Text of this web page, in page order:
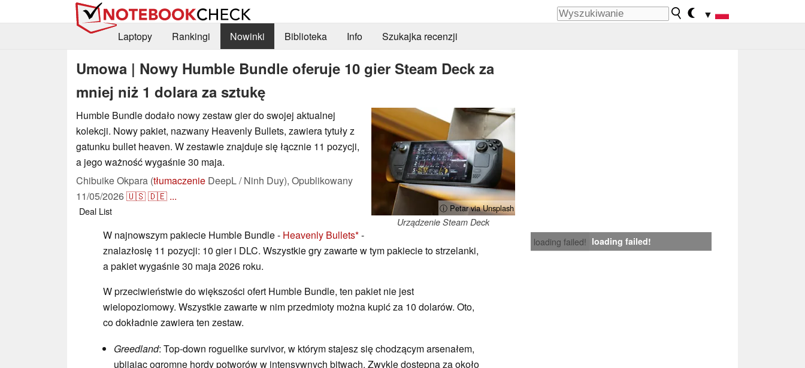
▼
Laptopy
Rankingi Nowinki Biblioteka Info Szukajka recenzji
Umowa | Nowy Humble Bundle oferuje 10 gier Steam Deck za
mniej niż 1 dolara za sztukę
ⓘ Petar via Unsplash
Urządzenie Steam Deck
Humble Bundle dodało nowy zestaw gier do swojej aktualnej
kolekcji. Nowy pakiet, nazwany Heavenly Bullets, zawiera tytuły z
gatunku bullet heaven. W zestawie znajduje się łącznie 11 pozycji,
a jego ważność wygaśnie 30 maja.
Chibuike Okpara (tłumaczenie DeepL / Ninh Duy), Opublikowany
11/05/2026🇺🇸🇩🇪 ...
Deal List
loading failed! loading failed!
W najnowszym pakiecie Humble Bundle - Heavenly Bullets -
znalazłosię 11 pozycji: 10 gier i DLC. Wszystkie gry zawarte w tym pakiecie to strzelanki,
a pakiet wygaśnie 30 maja 2026 roku.
W przeciwieństwie do większości ofert Humble Bundle, ten pakiet nie jest
wielopoziomowy. Wszystkie zawarte w nim przedmioty można kupić za 10 dolarów. Oto,
co dokładnie zawiera ten zestaw.
Greedland: Top-down roguelike survivor, w którym stajesz się chodzącym arsenałem,
ubijając ogromne hordy potworów w intensywnych bitwach. Zwykle dostępna za około